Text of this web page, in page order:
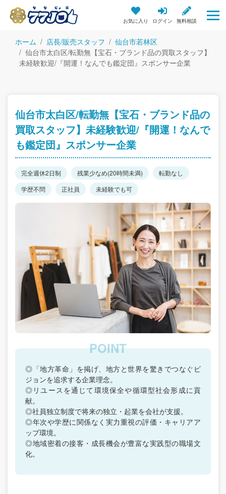
お気に入り ログイン 無料相談
ホーム 店長/販売スタッフ
仙台市若林区
仙台市太白区/転勤無【宝石・ブランド品の買取スタッフ】
未経験歓迎/『開運！なんでも鑑定団』スポンサー企業
仙台市太白区/転勤無【宝石・ブランド品の
買取スタッフ】未経験歓迎/『開運！なんで
も鑑定団』スポンサー企業
完全週休2日制 残業少なめ(20時間未満)
転勤なし
学歴不問
正社員 未経験でも可
◎「地方革命」を掲げ、地方と世界を驚きでつなぐビ
ジョンを追求する企業理念。
◎リユースを通じて環境保全や循環型社会形成に貢
献。
◎社員独立制度で将来の独立・起業を会社が支援。
◎年次や学歴に関係なく実力重視の評価・キャリアア
ップ環境。
◎地域密着の接客・成長機会が豊富な実践型の職場文
化。